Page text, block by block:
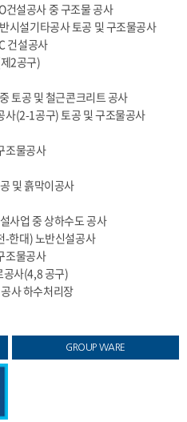
건설공사 중 구조물 공사
시설기타공사 토공 및 구조물공사
건설공사
2공구)
토공 및 철근콘크리트 공사
사(2-1공구) 토공 및 구조물공사
조물공사
및 흙막이공사
사업 중 상하수도 공사
-한대) 노반신설공사
조물공사
공사(4,8 공구)
사 하수처리장
GROUP WARE